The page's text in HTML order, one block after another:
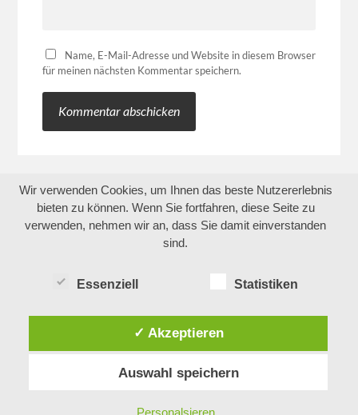
Name, E-Mail-Adresse und Website in diesem Browser
für meinen nächsten Kommentar speichern.
Wir verwenden Cookies, um Ihnen das beste Nutzererlebnis
bieten zu können. Wenn Sie fortfahren, diese Seite zu
verwenden, nehmen wir an, dass Sie damit einverstanden
sind.
Essenziell Statistiken
✓ Akzeptieren
Auswahl speichern
Personalsieren